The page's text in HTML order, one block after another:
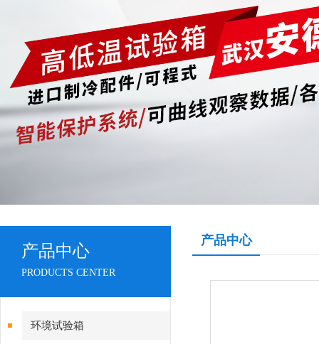
产品中心
PRODUCTS CENTER
环境试验箱
产品中心